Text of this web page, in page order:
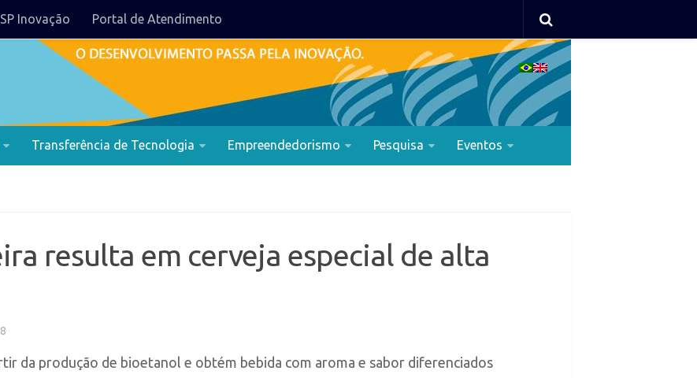
Inovação Portal de Atendimento
Transferência de Tecnologia Empreendedorismo Pesquisa Eventos
resulta em cerveja especial de alta
da produção de bioetanol e obtém bebida com aroma e sabor diferenciados